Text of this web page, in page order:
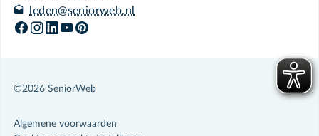
leden@seniorweb.nl
©2026 SeniorWeb
Algemene voorwaarden